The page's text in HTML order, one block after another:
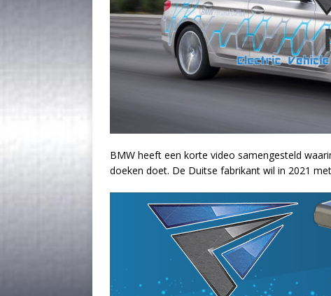
BMW heeft een korte video samengesteld
doeken doet. De Duitse fabrikant wil in 2021